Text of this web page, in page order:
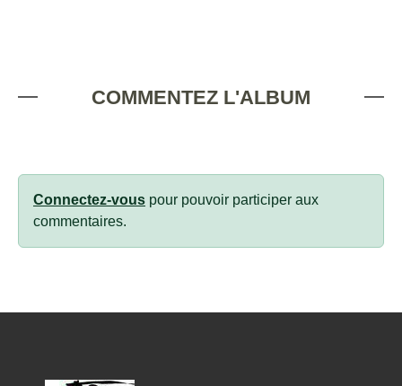
COMMENTEZ L'ALBUM
Connectez-vous pour pouvoir participer aux
commentaires.